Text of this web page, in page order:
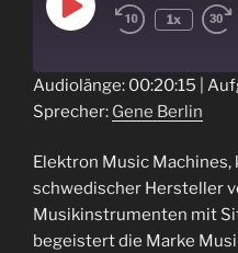
Play
Episode
1x
TEILEN
LINK
EMBED
Audiolänge: 00:20:15
Sprecher: Gene Berlin
Elektron Music Machines,
schwedischer Hersteller
Musikinstrumenten mit
begeistert die Marke